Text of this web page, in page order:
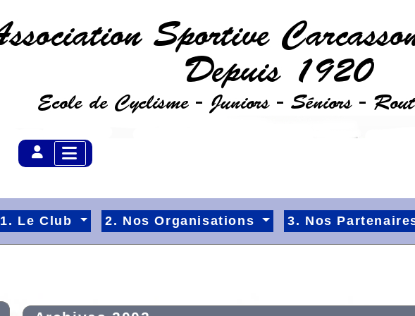
1. Le Club 2. Nos Organisations 3. Nos